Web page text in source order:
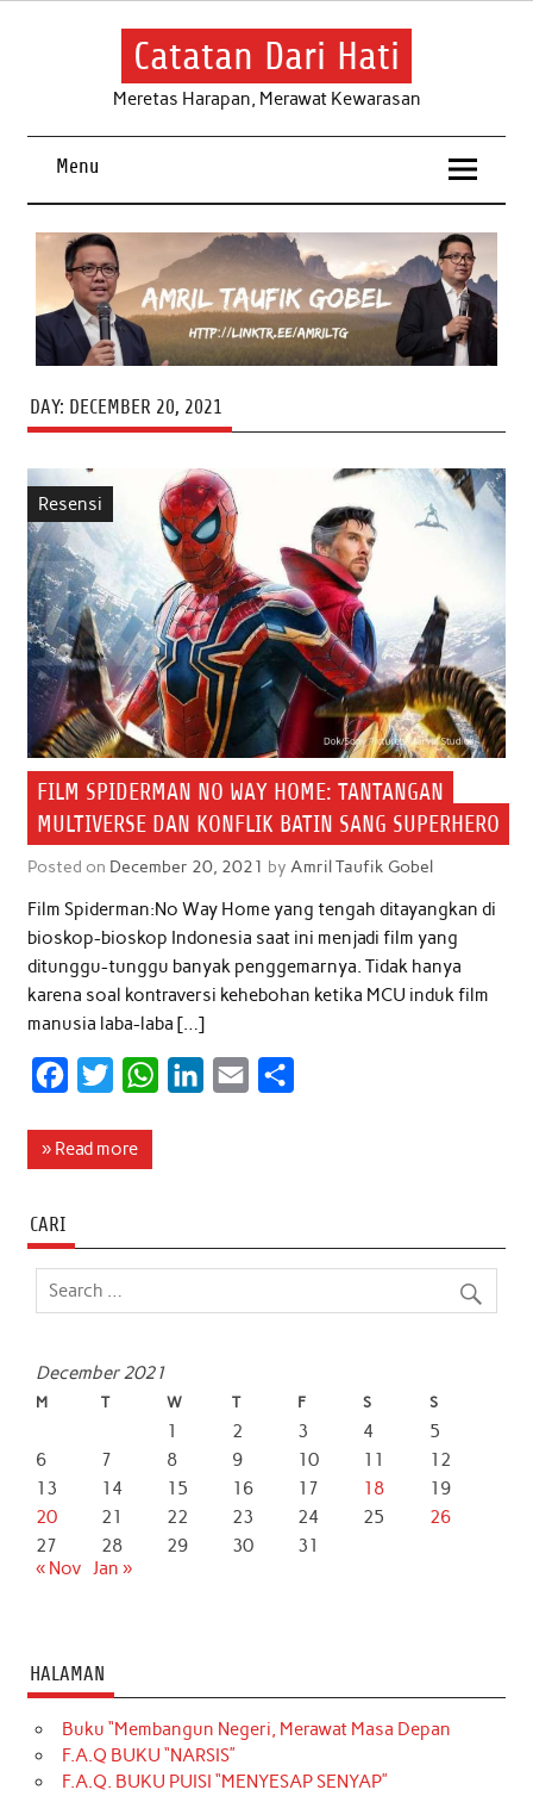
Skip
Catatan Dari Hati
Meretas Harapan, Merawat Kewarasan
Menu
DAY: DECEMBER 20, 2021
Resensi
FILM SPIDERMAN NO WAY HOME: TANTANGAN
MULTIVERSE DAN KONFLIK BATIN SANG SUPERHERO
Posted on December 20, 2021 by Amril Taufik Gobel
Film Spiderman:No Way Home yang tengah ditayangkan di
bioskop-bioskop Indonesia saat ini menjadi film yang
ditunggu-tunggu banyak penggemarnya. Tidak hanya
karena soal kontraversi kehebohan ketika MCU induk film
manusia laba-laba […]
c
o
o
i
e
W
A
d
» Read more
CARI
December 2021
M T W T F S S
1 2 3 4
5
6
7 8 9 10 11
12
13
14 15 16 17 18
19
20
21 22 23 24 25
26
27
28 29 30
31
« Nov Jan »
HALAMAN
Buku “Membangun Negeri, Merawat Masa Depan
F.A.Q BUKU “NARSIS”
F.A.Q. BUKU PUISI “MENYESAP SENYAP”